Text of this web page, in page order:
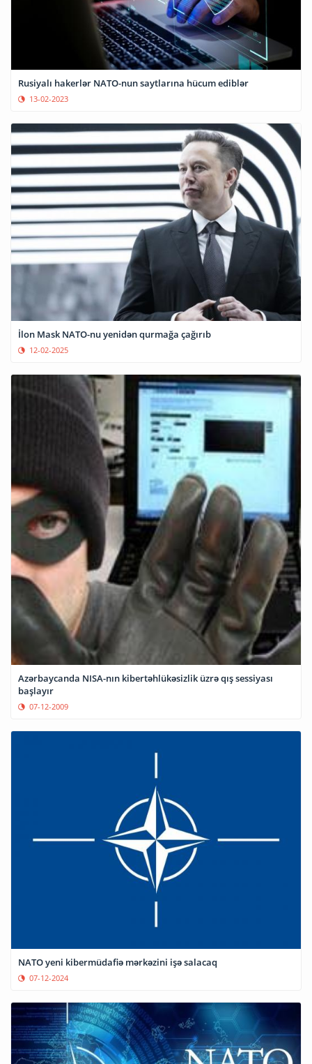
Rusiyalı hakerlər NATO-nun saytlarına hücum ediblər
13-02-2023
İlon Mask NATO-nu yenidən qurmağa çağırıb
12-02-2025
Azərbaycanda NISA-nın kibertəhlükəsizlik üzrə qış sessiyası
başlayır
07-12-2009
NATO yeni kibermüdafiə mərkəzini işə salacaq
07-12-2024